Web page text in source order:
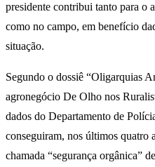
presidente contribui tanto para o
como no campo, em benefício
situação.
Segundo o dossiê “Oligarquias
agronegócio De Olho nos
dados do Departamento de
conseguiram, nos últimos quatro
chamada “segurança orgânica”